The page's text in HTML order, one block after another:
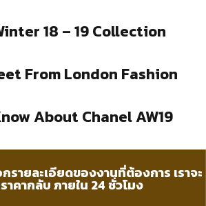
18 – 19 Collection
From London Fashion
About Chanel AW19
รายละเอียดของงานที่ต้องการ เราจะ
าคากลับ ภายใน 24 ชั่วโมง